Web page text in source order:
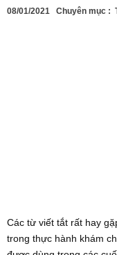
08/01/2021 Chuyên mục :
Các từ viết tắt rất hay
trong thực hành khám